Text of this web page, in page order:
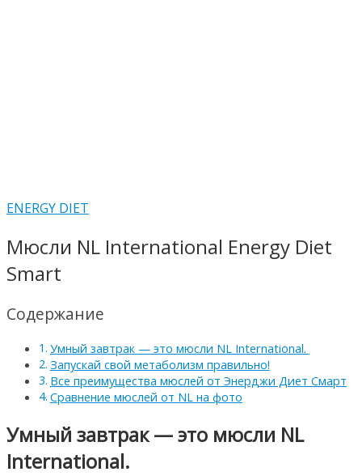
ENERGY DIET
Мюсли NL International Energy Diet
Smart
Содержание
Умный завтрак — это мюсли NL International.
Запускай свой метаболизм правильно!
Все преимущества мюслей от Энерджи Диет Смарт
Сравнение мюслей от NL на фото
Умный завтрак — это мюсли NL
International.